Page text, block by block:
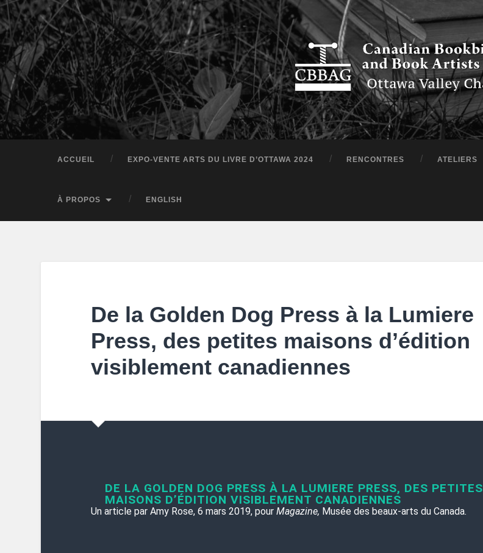
ACCUEIL EXPO-VENTE ARTS DU LIVRE D’OTTAWA 2024 RENCONTRES ATELIERS
À PROPOS ENGLISH
De la Golden Dog Press à la Lumiere
Press, des petites maisons d’édition
visiblement canadiennes
DE LA GOLDEN DOG PRESS À LA LUMIERE PRESS, DES PETITES
MAISONS D’ÉDITION VISIBLEMENT CANADIENNES
Un article par Amy Rose, 6 mars 2019, pour Magazine, Musée des beaux-arts du Canada.